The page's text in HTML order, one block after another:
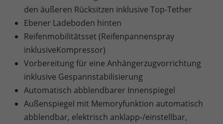
den äußeren Rücksitzen inklusive Top-Tether
Ebener Ladeboden hinten
Reifenmobilitätsset (Reifenpannenspray
inklusiveKompressor)
Vorbereitung für eine Anhängerzugvorrichtung
inklusive Gespannstabilisierung
Automatisch abblendbarer Innenspiegel
Außenspiegel mit Memoryfunktion automatisch
abblendbar, elektrisch anklapp-/einstellbar,